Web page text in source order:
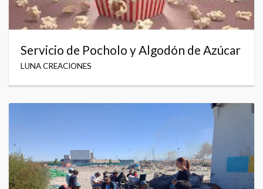
Servicio de Pocholo y Algodón de Azúcar
LUNA CREACIONES